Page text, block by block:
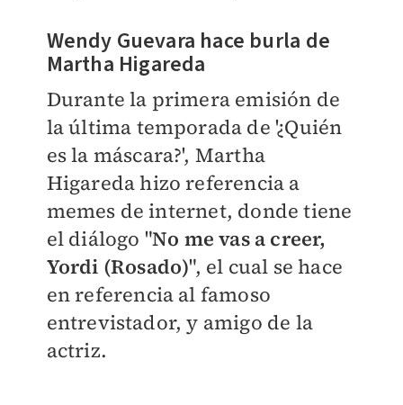
Wendy Guevara hace burla de
Martha Higareda
Durante la primera emisión de
la última temporada de '¿Quién
es la máscara?', Martha
Higareda hizo referencia a
memes de internet, donde tiene
el diálogo "No me vas a creer,
Yordi (Rosado)", el cual se hace
en referencia al famoso
entrevistador, y amigo de la
actriz.